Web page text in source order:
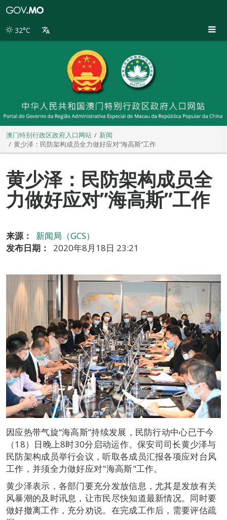
别
32°C
澳门特别行政区政府入口网站
新闻
黄少泽：民防架构成员全力做好应对”海高斯”工作
黄少泽：民防架构成员全
力做好应对”海高斯”工作
来源：
新闻局（GCS）
发布日期：
2020年8月18日 23:21
因应热带气旋“海高斯”持续发展，民防行动中心已于今
（18）日晚上8时30分启动运作。保安司司长黄少泽与
民防架构成员举行会议，听取各成员汇报各项应对台风
工作，并须全力做好应对"海高斯"工作。
黄少泽表示，各部门要充分发放信息，尤其是发放有关
风暴潮的及时讯息，让市民尽快知道最新情况。同时要
做好撤离工作，充分劝说。在完成工作后，需要评估疏